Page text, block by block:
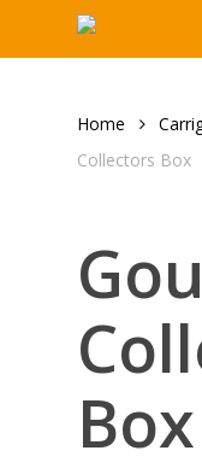
zoeken
Home
Collectors Box
Box